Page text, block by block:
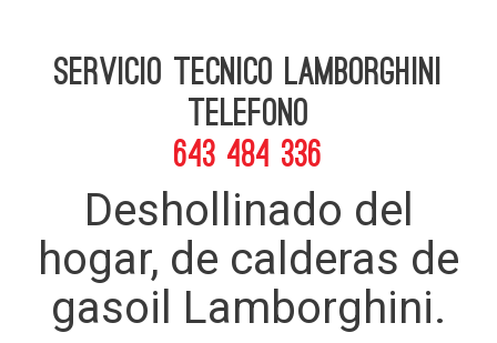
Servicio Tecnico Lamborghini
telefono
643 484 336
Deshollinado del
hogar, de calderas de
gasoil Lamborghini.